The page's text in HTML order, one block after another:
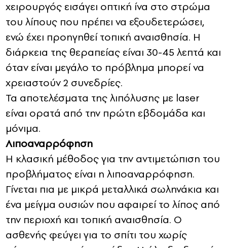
χειρουργός εισάγει οπτική ίνα στο στρώμα
του λίπους που πρέπει να εξουδετερώσει,
ενώ έχει προηγηθεί τοπική αναισθησία. Η
διάρκεια της θεραπείας είναι 30-45 λεπτά και
όταν είναι μεγάλο το πρόβλημα μπορεί να
χρειαστούν 2 συνεδρίες.
Τα αποτελέσματα της λιπόλυσης με laser
είναι ορατά από την πρώτη εβδομάδα και
μόνιμα.
Λιποαναρρόφηση
Η κλασική μέθοδος για την αντιμετώπιση του
προβλήματος είναι η λιποαναρρόφηση.
Γίνεται πια με μικρά μεταλλικά σωληνάκια και
ένα μείγμα ουσιών που αφαιρεί το λίπος από
την περιοχή και τοπική αναισθησία. Ο
ασθενής φεύγει για το σπίτι του χωρίς